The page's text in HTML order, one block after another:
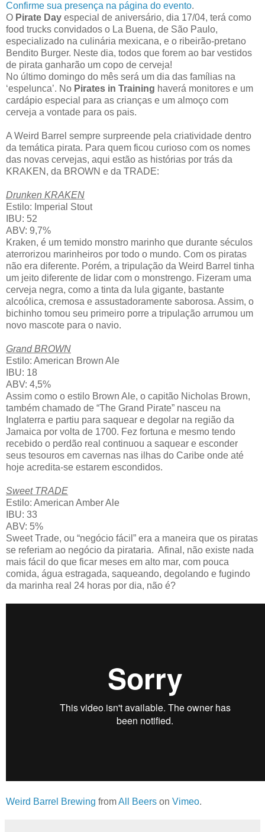
Confirme sua presença na página do evento.
O Pirate Day especial de aniversário, dia 17/04, terá como
food trucks convidados o La Buena, de São Paulo,
especializado na culinária mexicana, e o ribeirão-pretano
Bendito Burger. Neste dia, todos que forem ao bar vestidos
de pirata ganharão um copo de cerveja!
No último domingo do mês será um dia das famílias na
‘espelunca’. No Pirates in Training haverá monitores e um
cardápio especial para as crianças e um almoço com
cerveja a vontade para os pais.
A Weird Barrel sempre surpreende pela criatividade dentro
da temática pirata. Para quem ficou curioso com os nomes
das novas cervejas, aqui estão as histórias por trás da
KRAKEN, da BROWN e da TRADE:
Drunken KRAKEN
Estilo: Imperial Stout
IBU: 52
ABV: 9,7%
Kraken, é um temido monstro marinho que durante séculos
aterrorizou marinheiros por todo o mundo. Com os piratas
não era diferente. Porém, a tripulação da Weird Barrel tinha
um jeito diferente de lidar com o monstrengo. Fizeram uma
cerveja negra, como a tinta da lula gigante, bastante
alcoólica, cremosa e assustadoramente saborosa. Assim, o
bichinho tomou seu primeiro porre a tripulação arrumou um
novo mascote para o navio.
Grand BROWN
Estilo: American Brown Ale
IBU: 18
ABV: 4,5%
Assim como o estilo Brown Ale, o capitão Nicholas Brown,
também chamado de “The Grand Pirate” nasceu na
Inglaterra e partiu para saquear e degolar na região da
Jamaica por volta de 1700. Fez fortuna e mesmo tendo
recebido o perdão real continuou a saquear e esconder
seus tesouros em cavernas nas ilhas do Caribe onde até
hoje acredita-se estarem escondidos.
Sweet TRADE
Estilo: American Amber Ale
IBU: 33
ABV: 5%
Sweet Trade, ou “negócio fácil” era a maneira que os piratas
se referiam ao negócio da pirataria. Afinal, não existe nada
mais fácil do que ficar meses em alto mar, com pouca
comida, água estragada, saqueando, degolando e fugindo
da marinha real 24 horas por dia, não é?
Weird Barrel Brewing fromAll Beers on Vimeo.